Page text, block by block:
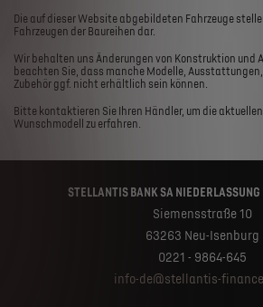
Die auf dieser Website abgebildeten Fahrzeuge
Fahrzeugen der Baureihen dar.
Wir behalten uns Änderungen von Konstruktion und
beachten Sie, dass manche Modelle,
Zubehör ggf. nicht erhältlich sein können.
Bitte kontaktieren Sie Ihren Händler, um die
Wunschmodell zu erfahren.
STELLANTIS BANK SA
Siemensstraße 10
63263 Neu-Isenburg
0221 - 9864-645
info-de@stellantis-